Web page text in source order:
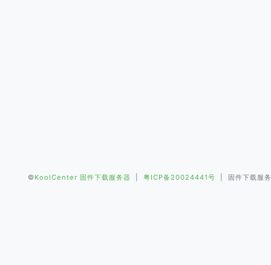
©KoolCenter 固件下载服务器 粤ICP备20024441号 | 固件下载服